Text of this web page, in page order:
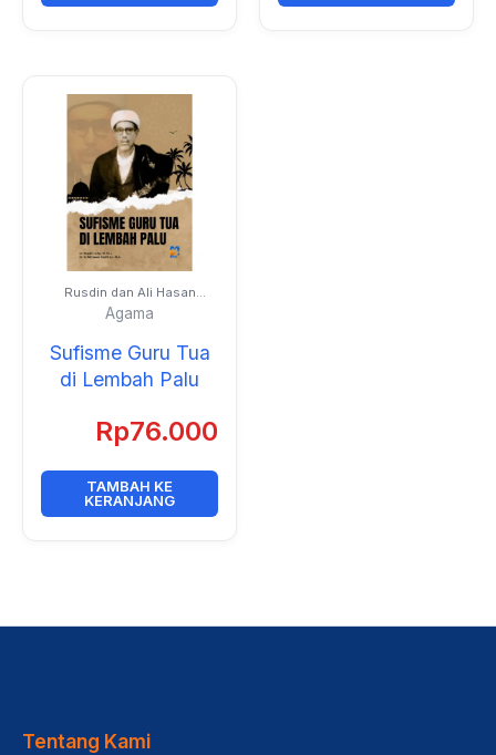
Rusdin dan Ali Hasan
Aljufri
Agama
Sufisme Guru Tua
di Lembah Palu
Rp76.000
TAMBAH KE
KERANJANG
Tentang Kami